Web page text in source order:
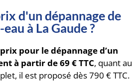
d'un dépannage de
à La Gaude ?
pour le dépannage d’un
à partir de 69 € TTC, quant au
il est proposé dès 790 € TTC.